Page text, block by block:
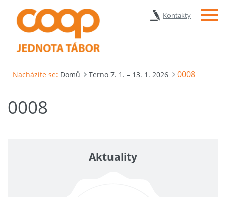
Kontakty Menu
Nacházíte se: Domů Terno 7. 1. – 13. 1. 2026 0008
0008
Aktuality